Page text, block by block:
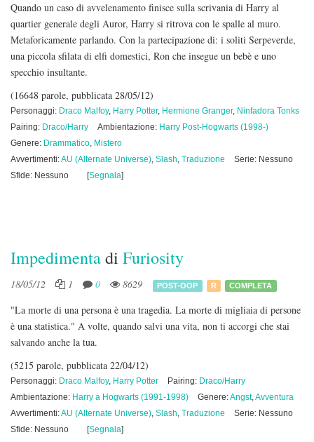
Quando un caso di avvelenamento finisce sulla scrivania di Harry al
quartier generale degli Auror, Harry si ritrova con le spalle al muro.
Metaforicamente parlando. Con la partecipazione di: i soliti Serpeverde,
una piccola sfilata di elfi domestici, Ron che insegue un bebè e uno
specchio insultante.
(16648 parole, pubblicata 28/05/12)
Personaggi: Draco Malfoy, Harry Potter, Hermione Granger, Ninfadora Tonks
Pairing: Draco/Harry Ambientazione: Harry Post-Hogwarts (1998-)
Genere: Drammatico, Mistero
Avvertimenti:AU (Alternate Universe), Slash, Traduzione
Serie: Nessuno
Sfide: Nessuno
[Segnala]
Impedimentadi Furiosity
18/05/12 1 0 8629 POST-OOP R COMPLETA
"La morte di una persona è una tragedia. La morte di migliaia di persone
è una statistica." A volte, quando salvi una vita, non ti accorgi che stai
salvando anche la tua.
(5215 parole, pubblicata 22/04/12)
Personaggi: Draco Malfoy, Harry Potter Pairing: Draco/Harry
Ambientazione: Harry a Hogwarts (1991-1998) Genere:Angst,Avventura
Avvertimenti:AU (Alternate Universe), Slash, Traduzione
Serie: Nessuno
Sfide: Nessuno
[Segnala]